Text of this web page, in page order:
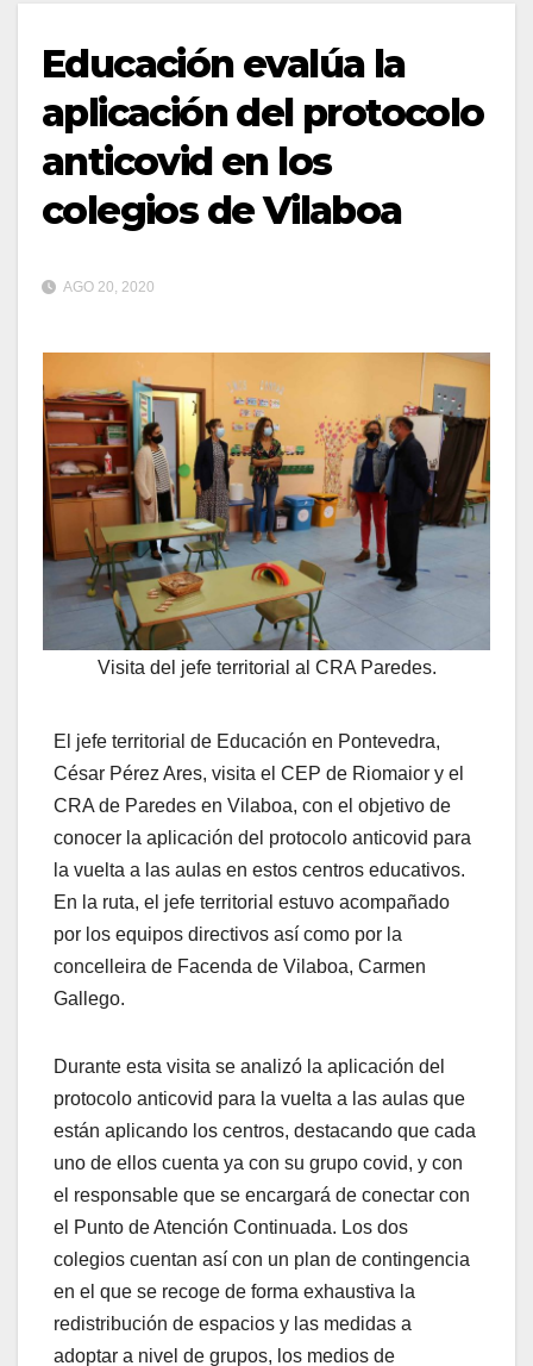
Educación evalúa la
aplicación del protocolo
anticovid en los
colegios de Vilaboa
AGO 20, 2020
Visita del jefe territorial al CRA Paredes.
El jefe territorial de Educación en Pontevedra,
César Pérez Ares, visita el CEP de Riomaior y el
CRA de Paredes en Vilaboa, con el objetivo de
conocer la aplicación del protocolo anticovid para
la vuelta a las aulas en estos centros educativos.
En la ruta, el jefe territorial estuvo acompañado
por los equipos directivos así como por la
concelleira de Facenda de Vilaboa, Carmen
Gallego.
Durante esta visita se analizó la aplicación del
protocolo anticovid para la vuelta a las aulas que
están aplicando los centros, destacando que cada
uno de ellos cuenta ya con su grupo covid, y con
el responsable que se encargará de conectar con
el Punto de Atención Continuada. Los dos
colegios cuentan así con un plan de contingencia
en el que se recoge de forma exhaustiva la
redistribución de espacios y las medidas a
adoptar a nivel de grupos, los medios de